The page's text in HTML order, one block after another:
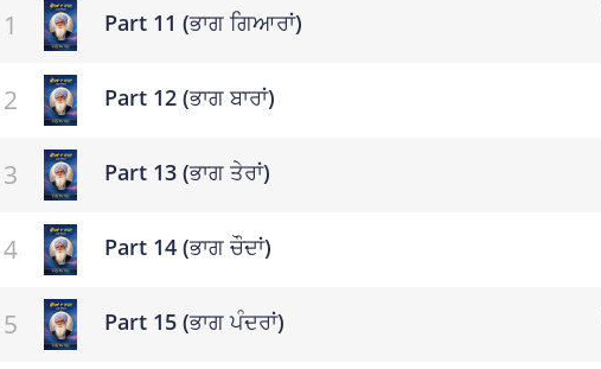
Part 11 (ਭਾਗ ਗਿਆਰਾਂ)
Part 12 (ਭਾਗ ਬਾਰਾਂ)
Part 13 (ਭਾਗ ਤੇਰਾਂ)
Part 14 (ਭਾਗ ਚੌਦਾਂ)
Part 15 (ਭਾਗ ਪੰਦਰਾਂ)